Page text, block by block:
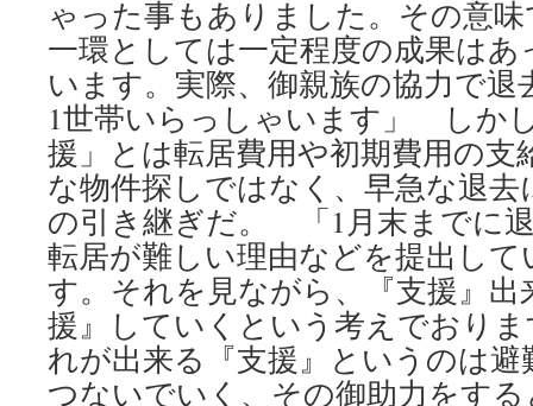
ゃった事もありました。その意
一環としては一定程度の成果は
います。実際、御親族の協力で
1世帯いらっしゃいます」 しか
援」とは転居費用や初期費用の支
な物件探しではなく、早急な退
の引き継ぎだ。 「1月末までに
転居が難しい理由などを提出し
す。それを見ながら、『支援』
援』していくという考えでおり
れが出来る『支援』というのは
つないでいく、その御助力をす